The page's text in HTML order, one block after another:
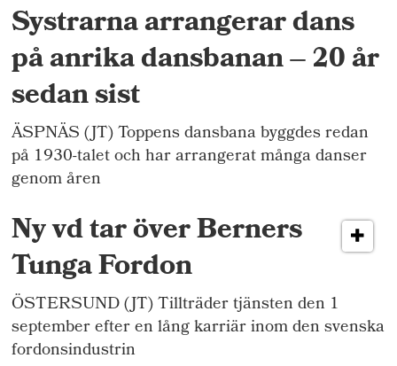
Systrarna arrangerar dans
på anrika dansbanan – 20 år
sedan sist
ÄSPNÄS (JT) Toppens dansbana byggdes redan
på 1930-talet och har arrangerat många danser
genom åren
Ny vd tar över Berners
Tunga Fordon
ÖSTERSUND (JT) Tillträder tjänsten den 1
september efter en lång karriär inom den svenska
fordonsindustrin